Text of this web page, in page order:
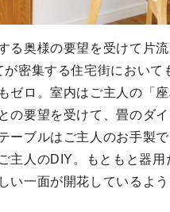
る奥様の要望を受けて片
が密集する住宅街において
ゼロ。室内はご主人の「
の要望を受けて、畳のダ
ーブルはご主人のお手製
主人のDIY。もともと器用
い一面が開花しているよ